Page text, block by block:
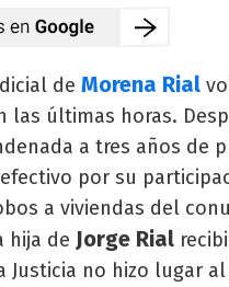
de Morena Rial
las últimas horas.
a tres años de
por su
a viviendas del
hija de Jorge Rial
Justicia no hizo lugar